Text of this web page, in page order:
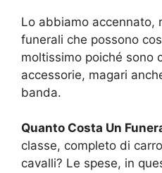
Lo abbiamo accennato,
funerali che possono
moltissimo poiché sono
accessorie, magari
banda.
Quanto Costa Un
classe, completo di
cavalli? Le spese, in